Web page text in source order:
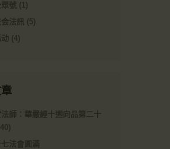
眾號 (1)
会法訊 (5)
(4)
法師：華嚴經十迴向品第二十
七法會圓滿